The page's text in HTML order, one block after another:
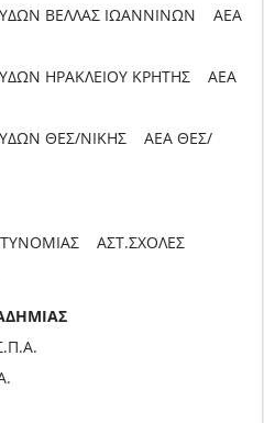
ΒΕΛΛΑΣ ΙΩΑΝΝΙΝΩΝ ΑΕΑ
ΗΡΑΚΛΕΙΟΥ ΚΡΗΤΗΣ ΑΕΑ
ΘΕΣ/ΝΙΚΗΣ ΑΕΑ ΘΕΣ/
ΑΣΤ.ΣΧΟΛΕΣ